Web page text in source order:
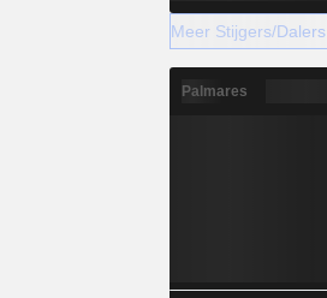
Meer Stijgers/Dalers
Palmares